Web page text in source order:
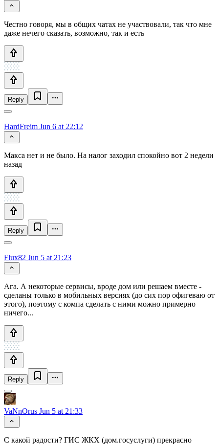
Честно говоря, мы в общих чатах не участвовали, так что мне
даже нечего сказать, возможно, так и есть
Reply
HardFreim Jun 6 at 22:12
Макса нет и не было. На налог заходил спокойно вот 2 недели
назад
Reply
Flux82 Jun 5 at 21:23
Ага. А некоторые сервисы, вроде дом или решаем вместе -
сделаны только в мобильных версиях (до сих пор офигеваю от
этого), поэтому с компа сделать с ними можно примерно
ничего...
Reply
VaNnOrus Jun 5 at 21:33
С какой радости? ГИС ЖКХ (дом.госуслуги) прекрасно